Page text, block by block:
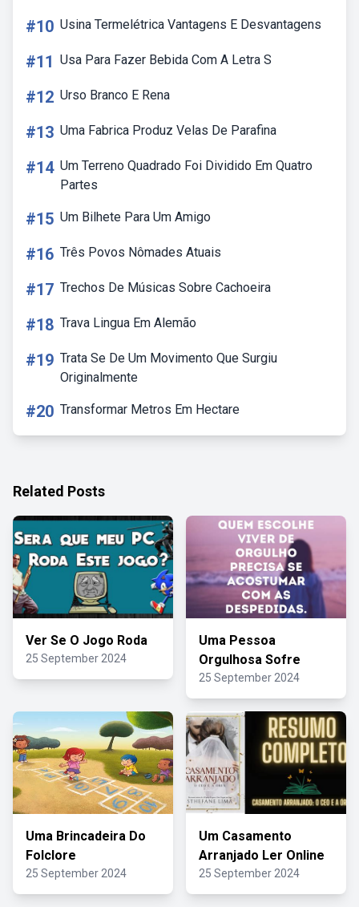
#10 Usina Termelétrica Vantagens E Desvantagens
#11 Usa Para Fazer Bebida Com A Letra S
#12 Urso Branco E Rena
#13 Uma Fabrica Produz Velas De Parafina
#14 Um Terreno Quadrado Foi Dividido Em Quatro
Partes
#15 Um Bilhete Para Um Amigo
#16 Três Povos Nômades Atuais
#17 Trechos De Músicas Sobre Cachoeira
#18 Trava Lingua Em Alemão
#19 Trata Se De Um Movimento Que Surgiu
Originalmente
#20 Transformar Metros Em Hectare
Related Posts
Ver Se O Jogo Roda
25 September 2024
Uma Pessoa
Orgulhosa Sofre
25 September 2024
Uma Brincadeira Do
Folclore
25 September 2024
Um Casamento
Arranjado Ler Online
25 September 2024